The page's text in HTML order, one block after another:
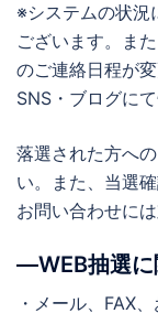
※システムの状況
ございます。ま
のご連絡日程が
SNS・ブログに
落選された方へ
い。また、当選
お問い合わせに
―WEB抽選に
・メール、FAX